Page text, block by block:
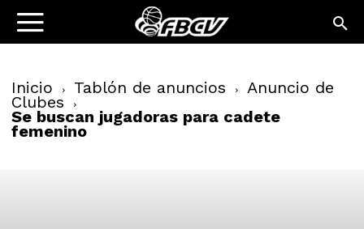
Inicio Tablón de anuncios Anuncio de
Clubes
Se buscan jugadoras para cadete
femenino